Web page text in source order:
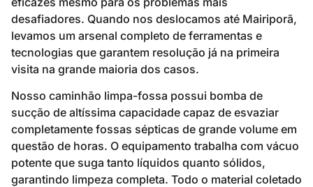
desafiadores. Quando nos deslocamos até Mairiporã,
levamos um arsenal completo de ferramentas e
tecnologias que garantem resolução já na primeira
visita na grande maioria dos casos.
Nosso caminhão limpa-fossa possui bomba de
sucção de altíssima capacidade capaz de esvaziar
completamente fossas sépticas de grande volume em
questão de horas. O equipamento trabalha com vácuo
potente que suga tanto líquidos quanto sólidos,
garantindo limpeza completa. Todo o material coletado